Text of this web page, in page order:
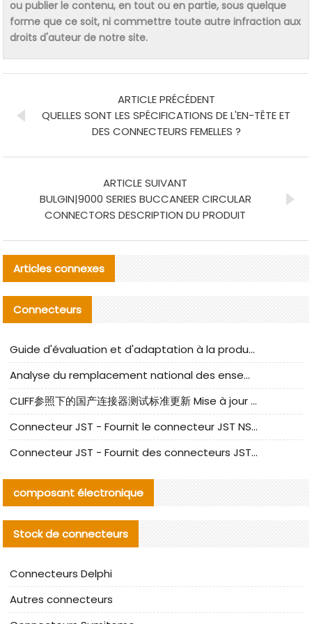
ou publier le contenu, en tout ou en partie, sous quelque
forme que ce soit, ni commettre toute autre infraction aux
droits d'auteur de notre site.
ARTICLE PRÉCÉDENT
QUELLES SONT LES SPÉCIFICATIONS DE L'EN-TÊTE ET
DES CONNECTEURS FEMELLES ?
ARTICLE SUIVANT
BULGIN|9000 SERIES BUCCANEER CIRCULAR
CONNECTORS DESCRIPTION DU PRODUIT
Articles connexes
Connecteurs
Guide d'évaluation et d'adaptation à la production des composants de câbles nationaux CNC Tech
Analyse du remplacement national des ensembles de câbles à fréquence élevée I-PEX
CLIFF参照下的国产连接器测试标准更新 Mise à jour des normes de test des connecteurs nationaux sous la référence CLIFF
Connecteur JST - Fournit le connecteur JST NSHR-02V-S original | Équivalent
Connecteur JST - Fournit des connecteurs JST GHR-09V-S authentiques et des produits de remplacement|
composant électronique
Stock de connecteurs
Connecteurs Delphi
Autres connecteurs